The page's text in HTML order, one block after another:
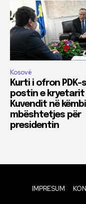
Kosovë
Kurti i ofron PDK-
postin e
Kuvendit në
mbështetjes për
presidentin
IMPRESUM